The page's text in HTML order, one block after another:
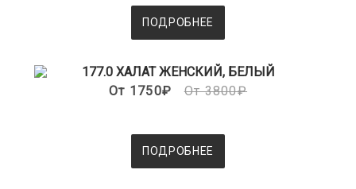
ПОДРОБНЕЕ
177.0 ХАЛАТ ЖЕНСКИЙ, БЕЛЫЙ
От 1750₽
От 3800₽
ПОДРОБНЕЕ